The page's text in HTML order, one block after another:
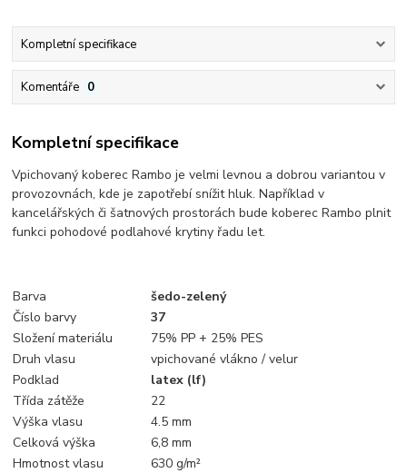
Kompletní specifikace
Komentáře 0
Kompletní specifikace
Vpichovaný koberec Rambo je velmi levnou a dobrou variantou v
provozovnách, kde je zapotřebí snížit hluk. Například v
kancelářských či šatnových prostorách bude koberec Rambo plnit
funkci pohodové podlahové krytiny řadu let.
Barva
šedo-zelený
Číslo barvy
37
Složení materiálu
75% PP + 25% PES
Druh vlasu
vpichované vlákno / velur
Podklad
latex (lf)
Třída zátěže
22
Výška vlasu
4.5 mm
Celková výška
6,8 mm
Hmotnost vlasu
630 g/m²